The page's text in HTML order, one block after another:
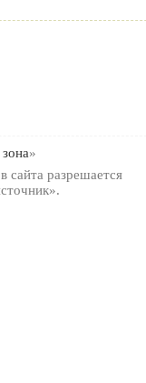
»
сайта разрешается